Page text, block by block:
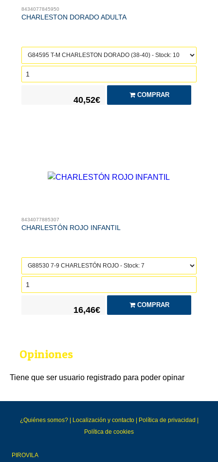
8434077845950
CHARLESTON DORADO ADULTA
40,52€
COMPRAR
8434077885307
CHARLESTÓN ROJO INFANTIL
16,46€
COMPRAR
Opiniones
Tiene que ser usuario registrado para poder opinar
¿Quiénes somos?| Localización y contacto| Política de privacidad
Política de cookies
PIROVILA